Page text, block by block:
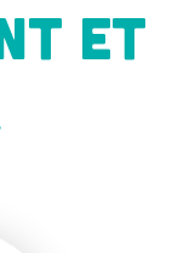
ET